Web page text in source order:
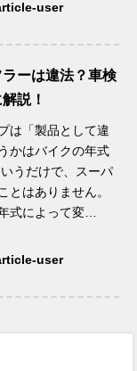
user
ーは違法？車検
説！
は「製品として違
かはバイクの年式
うだけで、スーパ
とはありません。
式によって変…
user